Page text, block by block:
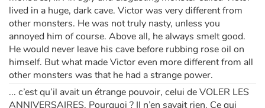
Autour de la lecture
Apprendre à lire
Livre audio
lived in a huge, dark cave. Victor was very different from
other monsters. He was not truly nasty, unless you
annoyed him of course. Above all, he always smelt good.
He would never leave his cave before rubbing rose oil on
himself. But what made Victor even more different from all
other monsters was that he had a strange power.
... c’est qu’il avait un étrange pouvoir, celui de VOLER LES
ANNIVERSAIRES. Pourquoi ? Il n’en savait rien. Ce qui